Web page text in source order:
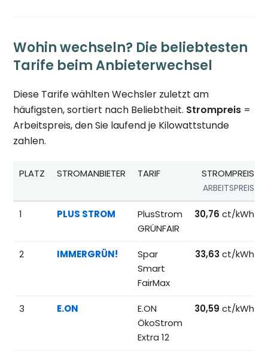
Wohin wechseln? Die beliebtesten
Tarife beim Anbieterwechsel
Diese Tarife wählten Wechsler zuletzt am
häufigsten, sortiert nach Beliebtheit. Strompreis =
Arbeitspreis, den Sie laufend je Kilowattstunde
zahlen.
Beliebteste Tarife beim Anbieterwechsel;
PLATZ STROMANBIETER TARIF STROMPREIS
ARBEITSPREIS
1 PLUS STROM
PlusStrom
GRÜNFAIR
30,76 ct/kWh
2 IMMERGRÜN!
Spar
Smart
FairMax
33,63 ct/kWh
3 E.ON
E.ON
ÖkoStrom
Extra 12
30,59 ct/kWh